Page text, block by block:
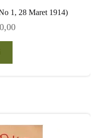
1, 28 Maret 1914)